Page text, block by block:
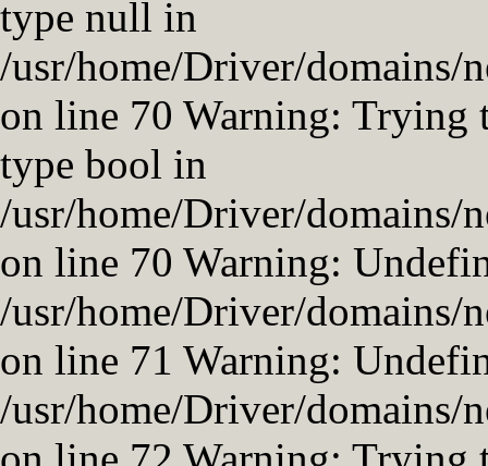
type null in
/usr/home/Driver/domains/
on line 70 Warning: Trying
type bool in
/usr/home/Driver/domains/
on line 70 Warning:
/usr/home/Driver/domains/
on line 71 Warning:
/usr/home/Driver/domains/